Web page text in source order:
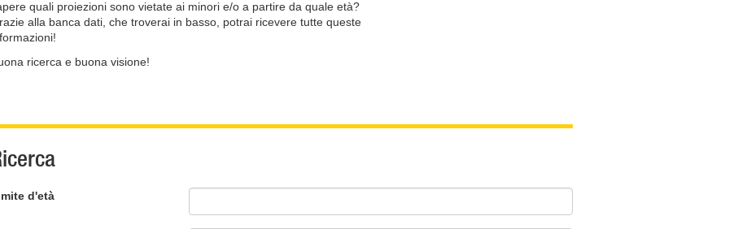
quali proiezioni sono vietate ai minori e/o a partire da quale età?
alla banca dati, che troverai in basso, potrai ricevere tutte queste
ricerca e buona visione!
d'età